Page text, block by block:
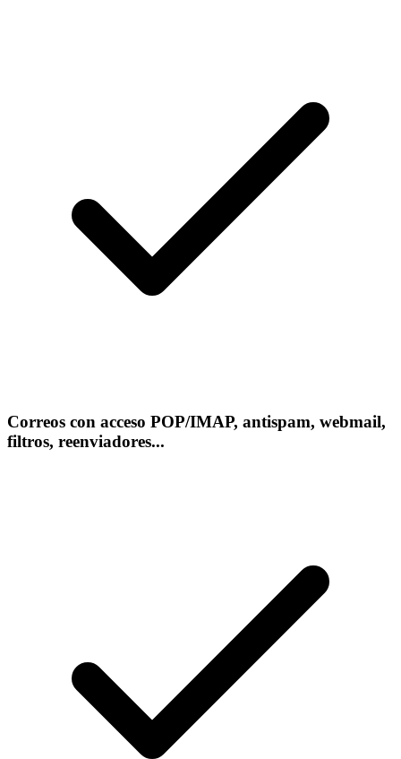
Correos con acceso POP/IMAP, antispam, webmail,
filtros, reenviadores...